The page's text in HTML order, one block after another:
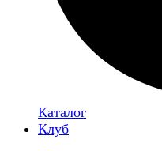
Каталог
Клуб